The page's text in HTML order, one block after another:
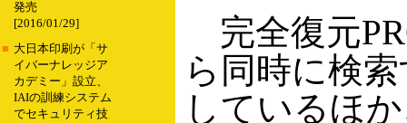
発売
[2016/01/29]
■ 大日本印刷が「サ
イバーナレッジア
カデミー」設立、
IAIの訓練システム
でセキュリティ技
完全復元
ら同時に検
しているほ